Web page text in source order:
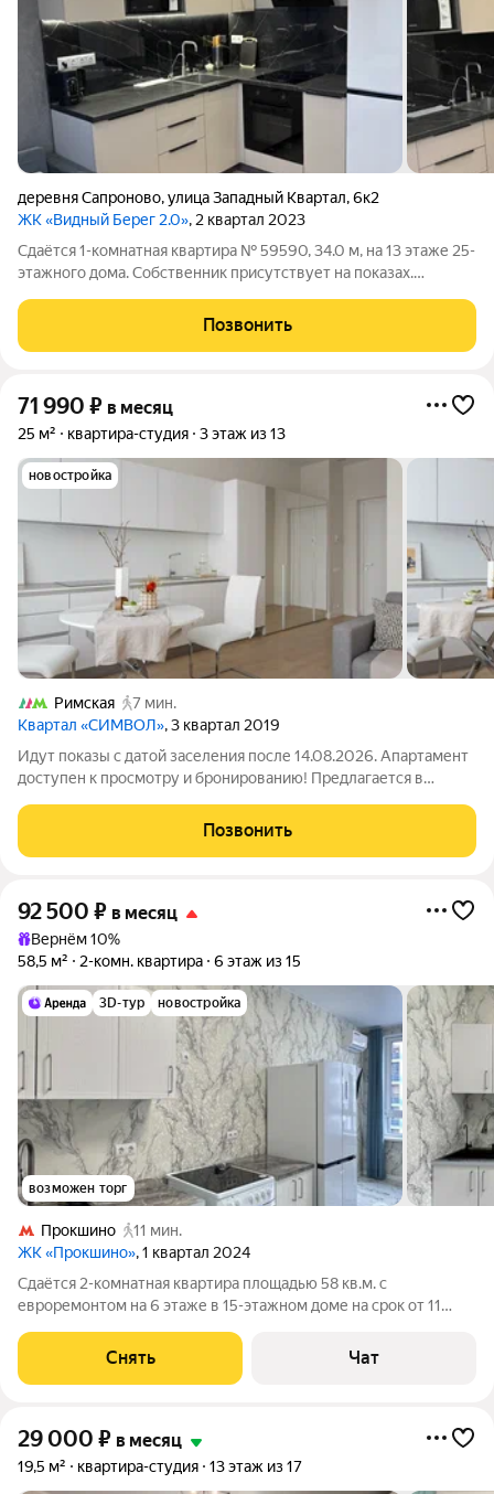
деревня Сапроново,улица Западный Квартал,6к2
ЖК «Видный Берег 2.0», 2 квартал 2023
Сдаётся 1-комнатная квартира № 59590, 34.0 м, на 13 этаже 25-
этажного дома. Собственник присутствует на показах.
оплачиваются отдельно. По условиям проживания: можно с
детьми, можно с питомцами. Из
Позвонить
71 990 ₽ в месяц
25 м² квартира-студия 3 этаж из 13
новостройка
Римская
7 мин.
Квартал «СИМВОЛ», 3 квартал 2019
Идут показы с датой заселения после 14.08.2026. Апартамент
доступен к просмотру и бронированию! Предлагается в
«Символ» от ДОМ.РФ. №237 Доступна рассрочка оплаты
депозита на 3 месяца! Без комиссии.
Позвонить
92 500 ₽ в месяц
Вернём 10%
58,5 м²
2-комн. квартира 6 этаж из 15
3D-тур новостройка
возможен торг
Прокшино
11 мин.
ЖК «Прокшино», 1 квартал 2024
Сдаётся 2-комнатная квартира площадью 58 кв.м. с
евроремонтом на 6 этаже в 15-этажном доме на срок от 11
Холодильник Кондиционер Микроволновка Дом - монолитный,
окна выходят во двор. В
Снять Чат
29 000 ₽ в месяц
19,5 м² квартира-студия 13 этаж из 17